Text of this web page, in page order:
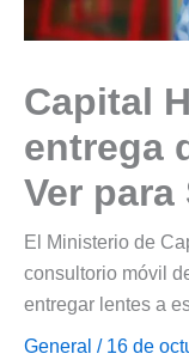
Capital
entrega
Ver
El Ministerio de
consultorio móvil
entregar lentes a
General / 16 de